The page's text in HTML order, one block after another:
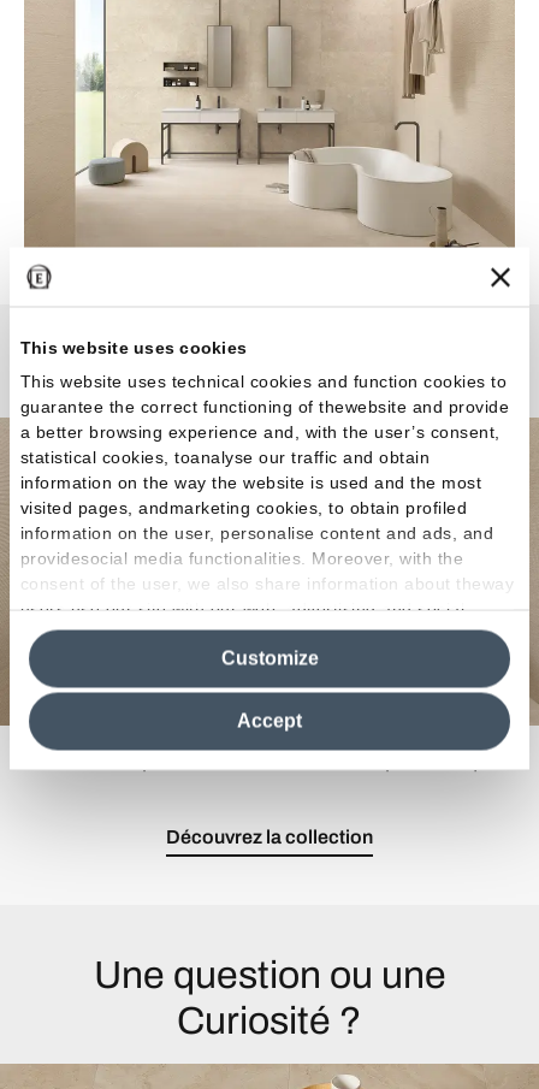
This website uses cookies
This website uses technical cookies and function cookies to
guarantee the correct functioning of thewebsite and provide
a better browsing experience and, with the user’s consent,
statistical cookies, toanalyse our traffic and obtain
information on the way the website is used and the most
visited pages, andmarketing cookies, to obtain profiled
information on the user, personalise content and ads, and
providesocial media functionalities. Moreover, with the
consent of the user, we also share information about theway
users use our site with our web, advertising and social
media analytics partners, who may combine itwith other
information in their possession. By closing this banner,
clicking on "Reject", it will be possible tocontinue browsing
the site after installing only technical cookies. For more
information see the
Cookie Policy
Accept
Customize
MaPierre
Découvrez la collection
Une question ou une
Curiosité ?